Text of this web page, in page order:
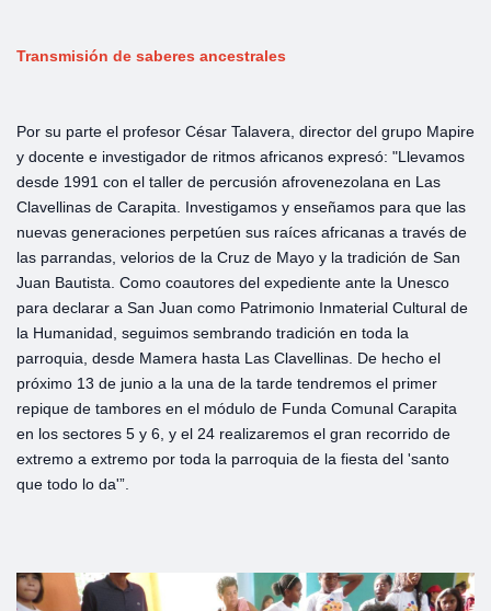
Transmisión de saberes ancestrales
Por su parte el profesor César Talavera, director del grupo Mapire
y docente e investigador de ritmos africanos expresó: "Llevamos
desde 1991 con el taller de percusión afrovenezolana en Las
Clavellinas de Carapita. Investigamos y enseñamos para que las
nuevas generaciones perpetúen sus raíces africanas a través de
las parrandas, velorios de la Cruz de Mayo y la tradición de San
Juan Bautista. Como coautores del expediente ante la Unesco
para declarar a San Juan como Patrimonio Inmaterial Cultural de
la Humanidad, seguimos sembrando tradición en toda la
parroquia, desde Mamera hasta Las Clavellinas. De hecho el
próximo 13 de junio a la una de la tarde tendremos el primer
repique de tambores en el módulo de Funda Comunal Carapita
en los sectores 5 y 6, y el 24 realizaremos el gran recorrido de
extremo a extremo por toda la parroquia de la fiesta del 'santo
que todo lo da'”.